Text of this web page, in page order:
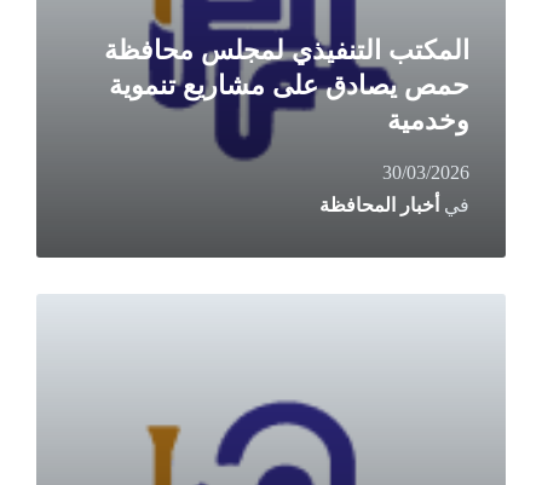
المكتب التنفيذي لمجلس محافظة
حمص يصادق على مشاريع تنموية
وخدمية
30/03/2026
في أخبار المحافظة